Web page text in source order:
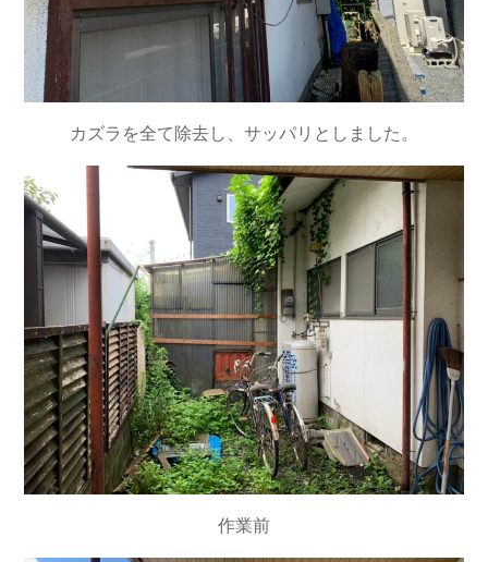
カズラを全て除去し、サッパリとしました。
作業前